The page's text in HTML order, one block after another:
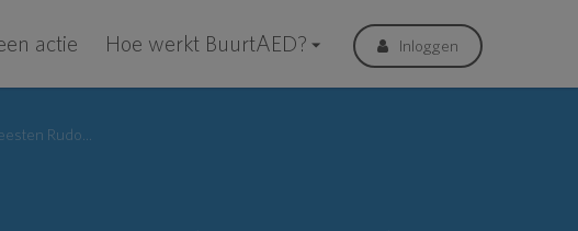
actie Hoe werkt BuurtAED? Inloggen
Actie Jumbo lever je lege flessen in bij Jumbo Leesten Rudolf Steinerlaan en druk op doneren.